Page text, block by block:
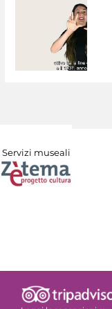
Servizi museali